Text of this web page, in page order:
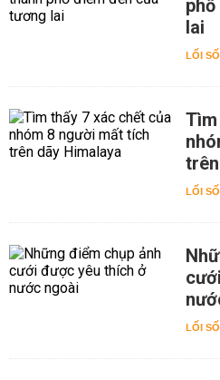
lai
LỐI
LỐI
LỐI